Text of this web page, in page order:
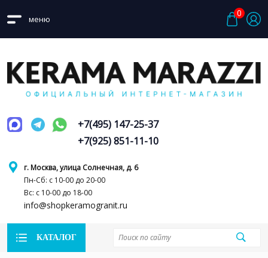
меню
0
г. Москва, улица Солнечная, д. 6
Пн-Сб: с 10-00 до 20-00
Вс: с 10-00 до 18-00
info@shopkeramogranit.ru
+7(495) 147-25-37
+7(925) 851-11-10
КАТАЛОГ